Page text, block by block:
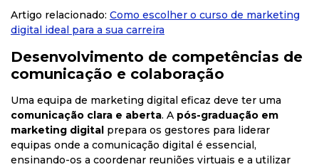
Artigo relacionado: Como escolher o curso de marketing
digital ideal para a sua carreira
Desenvolvimento de competências de
comunicação e colaboração
Uma equipa de marketing digital eficaz deve ter uma
comunicação clara e aberta. A pós-graduação em
marketing digital prepara os gestores para liderar
equipas onde a comunicação digital é essencial,
ensinando-os a coordenar reuniões virtuais e a utilizar